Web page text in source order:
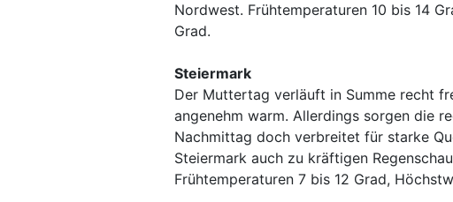
Nordwest. Frühtemperaturen 10 bis 14
Grad.
Steiermark
Der Muttertag verläuft in Summe recht
angenehm warm. Allerdings sorgen die
Nachmittag doch verbreitet für starke
Steiermark auch zu kräftigen
Frühtemperaturen 7 bis 12 Grad,